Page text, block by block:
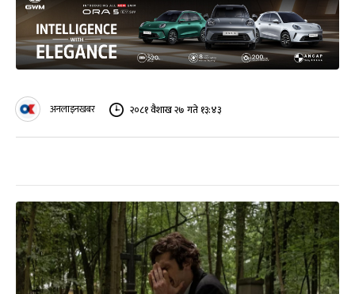
अनलाइनखबर २०८१ वैशाख २७ गते १३:४३